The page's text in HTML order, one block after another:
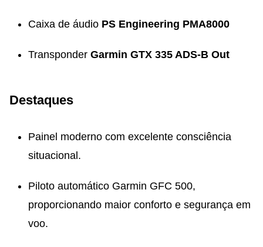
Caixa de áudio PS Engineering PMA8000
Transponder Garmin GTX 335 ADS-B Out
Destaques
Painel moderno com excelente consciência
situacional.
Piloto automático Garmin GFC 500,
proporcionando maior conforto e segurança em
voo.